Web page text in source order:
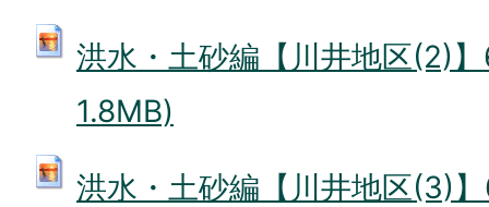
洪水・土砂編【川井地区(2)
1.8MB)
洪水・土砂編【川井地区(3)